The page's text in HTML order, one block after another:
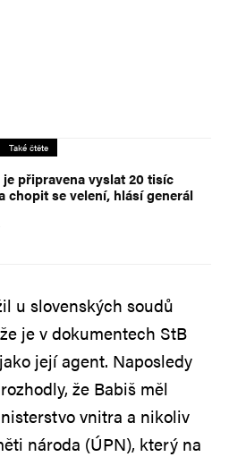
Také čtěte
je připravena vyslat 20 tisíc
chopit se velení, hlásí generál
u slovenských soudů
je v dokumentech StB
její agent. Naposledy
že Babiš měl
vnitra a nikoliv
národa (ÚPN), který na